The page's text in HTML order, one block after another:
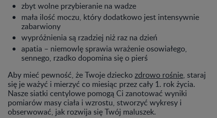
zbyt wolne przybieranie na wadze
mała ilość moczu, który dodatkowo jest intensywnie
zabarwiony
wypróżnienia są rzadziej niż raz na dzień
apatia – niemowlę sprawia wrażenie osowiałego,
sennego, rzadko dopomina się o pierś
Aby mieć pewność, że Twoje dzieckozdrowo rośnie, staraj
się je ważyć i mierzyć co miesiąc przez cały 1. rok życia.
Nasze siatki centylowe pomogą Ci zanotować wyniki
pomiarów masy ciała i wzrostu, stworzyć wykresy i
obserwować, jak rozwija się Twój maluszek.